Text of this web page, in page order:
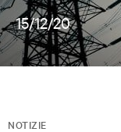
15/12/20
NOTIZIE